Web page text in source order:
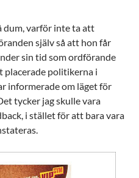
dum, varför inte ta att
själv så att hon får
sin tid som ordförande
placerade politikerna i
informerade om läget för
tycker jag skulle vara
i stället för att bara vara